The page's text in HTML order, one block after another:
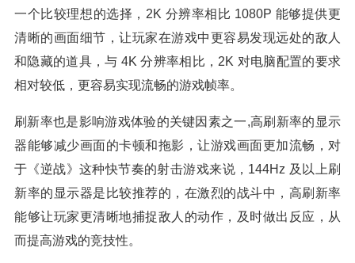
一个比较理想的选择，2K 分辨率相比 1080P 能够提供更
清晰的画面细节，让玩家在游戏中更容易发现远处的敌人
和隐藏的道具，与 4K 分辨率相比，2K 对电脑配置的要求
相对较低，更容易实现流畅的游戏帧率。
刷新率也是影响游戏体验的关键因素之一,高刷新率的显示
器能够减少画面的卡顿和拖影，让游戏画面更加流畅，对
于《逆战》这种快节奏的射击游戏来说，144Hz 及以上刷
新率的显示器是比较推荐的，在激烈的战斗中，高刷新率
能够让玩家更清晰地捕捉敌人的动作，及时做出反应，从
而提高游戏的竞技性。